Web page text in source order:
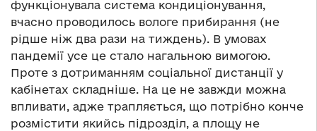
функціонувала система кондиціонування,
вчасно проводилось вологе прибирання (не
рідше ніж два рази на тиждень). В умовах
пандемії усе це стало нагальною вимогою.
Проте з дотриманням соціальної дистанції у
кабінетах складніше. На це не завжди можна
впливати, адже трапляється, що потрібно конче
розмістити якийсь підрозділ, а площу не